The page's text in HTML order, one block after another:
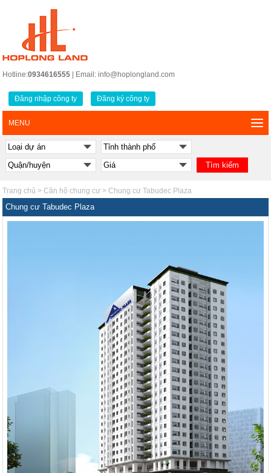
Hotline:0934616555 | Email: info@hoplongland.com
Đăng nhập công ty Đăng ký công ty
MENU
Trang chủ >Căn hộ chung cư >Chung cư Tabudec Plaza
Chung cư Tabudec Plaza